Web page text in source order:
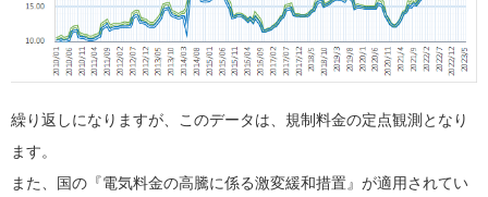
繰り返しになりますが、このデータは、規制料金の定点観測となり
ます。
また、国の『電気料金の高騰に係る激変緩和措置』が適用されてい